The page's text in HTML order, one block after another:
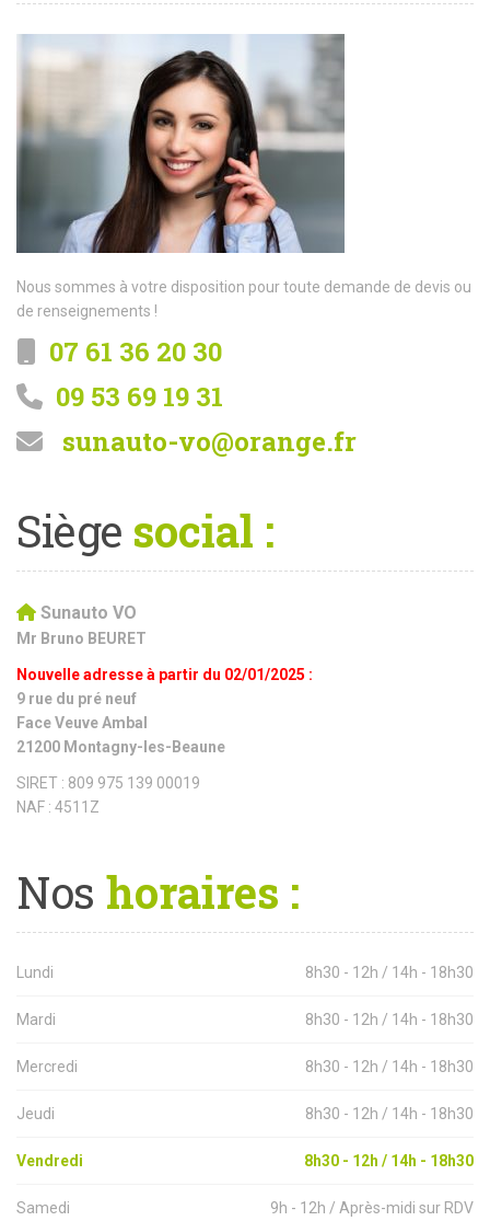
Nous sommes à votre disposition pour toute demande de devis ou
de renseignements !
07 61 36 20 30
09 53 69 19 31
sunauto-vo@orange.fr
Siège social :
Sunauto VO
Mr Bruno BEURET
Nouvelle adresse à partir du 02/01/2025 :
9 rue du pré neuf
Face Veuve Ambal
21200 Montagny-les-Beaune
SIRET : 809 975 139 00019
NAF : 4511Z
Nos horaires :
Lundi 8h30 - 12h / 14h - 18h30
Mardi 8h30 - 12h / 14h - 18h30
Mercredi 8h30 - 12h / 14h - 18h30
Jeudi 8h30 - 12h / 14h - 18h30
Vendredi 8h30 - 12h / 14h - 18h30
Samedi 9h - 12h / Après-midi sur RDV